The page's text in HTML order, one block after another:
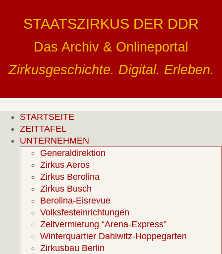
springenSTAATSZIRKUS DER DDR
Das Archiv & Onlineportal
Zirkusgeschichte. Digital. Erleben.
STARTSEITE
ZEITTAFEL
UNTERNEHMEN
Generaldirektion
Zirkus Aeros
Zirkus Berolina
Zirkus Busch
Berolina-Eisrevue
Volksfesteinrichtungen
Zeltvermietung “Arena-Express”
Winterquartier Dahlwitz-Hoppegarten
Zirkusbau Berlin